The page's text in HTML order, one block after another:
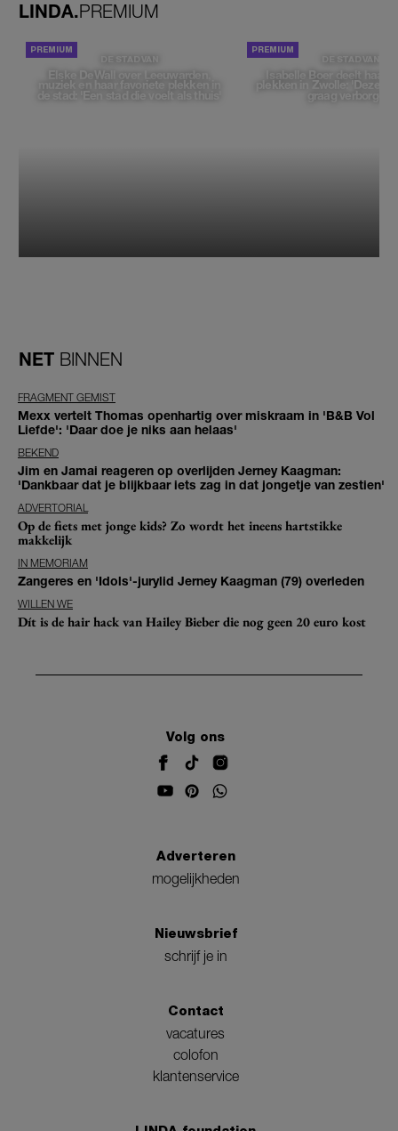
LINDA.PREMIUM
DE STAD VAN
Elske DeWall over Leeuwarden,
muziek en haar favoriete plekken in
de stad: 'Een stad die voelt als thuis'
DE STAD VAN
Isabelle Boer deelt haar
plekken in Zwolle: 'Deze
graag verborgen'
NET BINNEN
FRAGMENT GEMIST
Mexx vertelt Thomas openhartig over miskraam in 'B&B Vol
Liefde': 'Daar doe je niks aan helaas'
BEKEND
Jim en Jamai reageren op overlijden Jerney Kaagman:
'Dankbaar dat je blijkbaar iets zag in dat jongetje van zestien'
ADVERTORIAL
Op de fiets met jonge kids? Zo wordt het ineens hartstikke
makkelijk
IN MEMORIAM
Zangeres en 'Idols'-jurylid Jerney Kaagman (79) overleden
WILLEN WE
Dít is de hair hack van Hailey Bieber die nog geen 20 euro kost
Volg ons
Adverteren
mogelijkheden
Nieuwsbrief
schrijf je in
Contact
vacatures
colofon
klantenservice